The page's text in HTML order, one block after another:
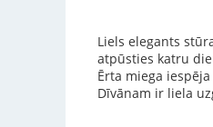
Liels elegants
atpūsties katru
Ērta miega
Dīvānam ir liela